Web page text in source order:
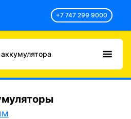
+7 747 299 9000